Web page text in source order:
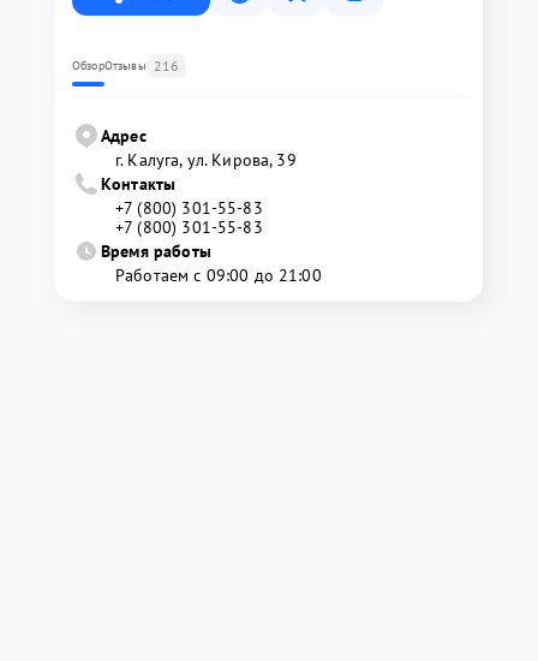
ОбзорОтзывы 216
Адрес
г. Калуга, ул. Кирова, 39
Контакты
+7 (800) 301-55-83
+7 (800) 301-55-83
Время работы
Работаем с 09:00 до 21:00